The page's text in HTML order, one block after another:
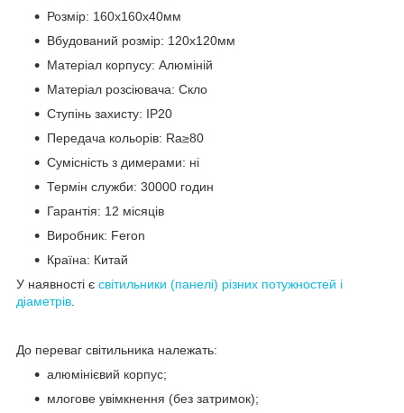
Розмір: 160х160х40мм
Вбудований розмір: 120х120мм
Матеріал корпусу: Алюміній
Матеріал розсіювача: Скло
Ступінь захисту: IP20
Передача кольорів: Ra≥80
Сумісність з димерами: ні
Термін служби: 30000 годин
Гарантія: 12 місяців
Виробник: Feron
Країна: Китай
У наявності є світильники (панелі) різних потужностей і
діаметрів
До переваг світильника належать:
алюмінієвий корпус;
млогове увімкнення (без затримок);